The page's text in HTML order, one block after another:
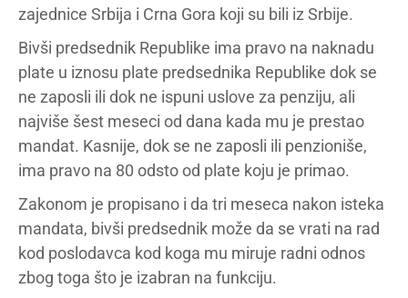
zajednice Srbija i Crna Gora koji su bili iz Srbije.
Bivši predsednik Republike ima pravo na naknadu
plate u iznosu plate predsednika Republike dok se
ne zaposli ili dok ne ispuni uslove za penziju, ali
najviše šest meseci od dana kada mu je prestao
mandat. Kasnije, dok se ne zaposli ili penzioniše,
ima pravo na 80 odsto od plate koju je primao.
Zakonom je propisano i da tri meseca nakon isteka
mandata, bivši predsednik može da se vrati na rad
kod poslodavca kod koga mu miruje radni odnos
zbog toga što je izabran na funkciju.